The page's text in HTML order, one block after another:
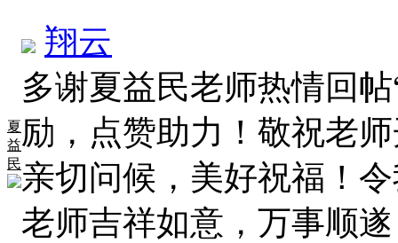
夏
益
民
翔云
多谢夏益民老师热情回
励，点赞助力！敬祝老
亲切问候，美好祝福！
老师吉祥如意，万事顺